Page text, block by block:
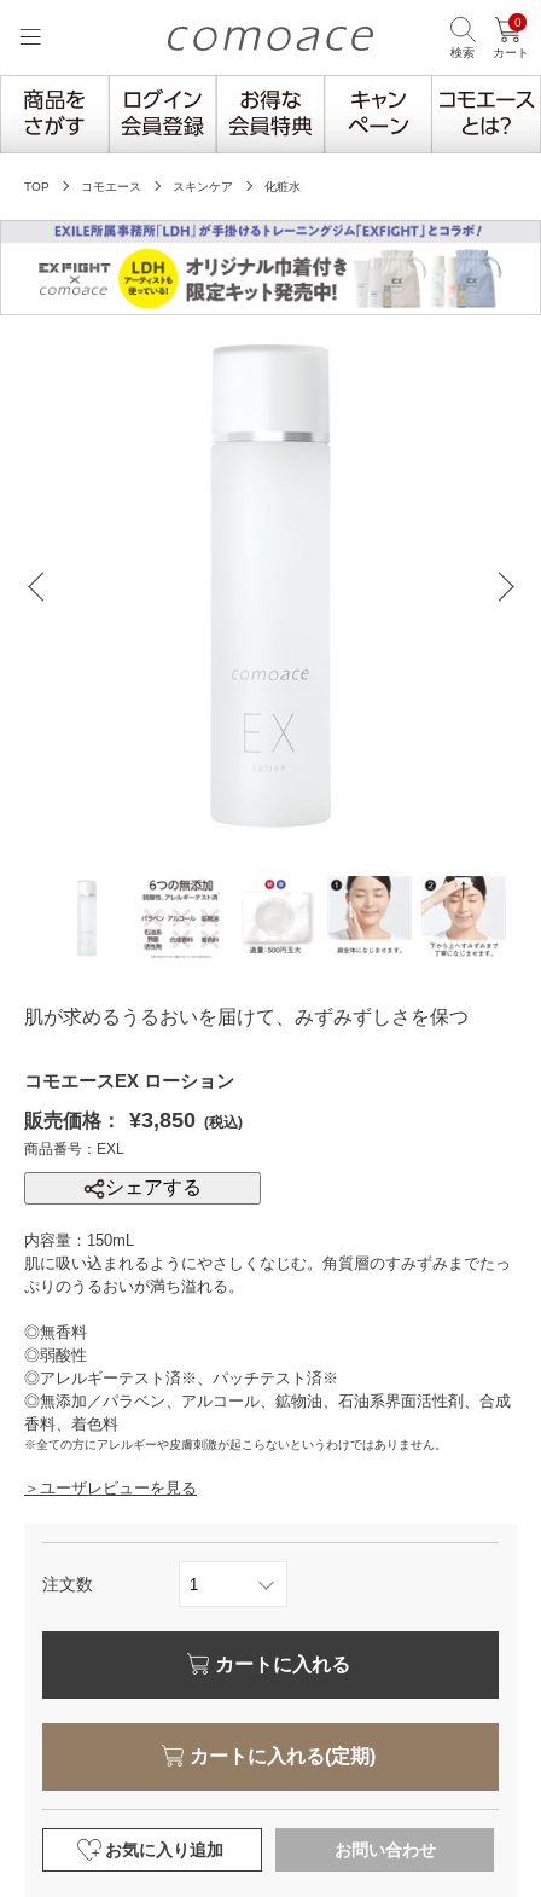
検索
0
カート
TOP コモエース スキンケア 化粧水
肌が求めるうるおいを届けて、みずみずしさを保つ
コモエースEX ローション
販売価格：
¥3,850 (税込)
商品番号：EXL
シェアする
内容量：150mL
肌に吸い込まれるようにやさしくなじむ。角質層のすみずみまでたっ
ぷりのうるおいが満ち溢れる。
◎無香料
◎弱酸性
◎アレルギーテスト済※、パッチテスト済※
◎無添加／パラベン、アルコール、鉱物油、石油系界面活性剤、合成
香料、着色料
※全ての方にアレルギーや皮膚刺激が起こらないというわけではありません。
＞ユーザレビューを見る
注文数
カートに入れる
カートに入れる(定期)
お気に入り追加 お問い合わせ